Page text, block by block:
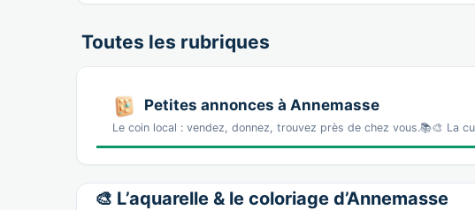
Toutes les rubriques
Petites annonces à Annemasse
Le coin local : vendez, donnez, trouvez près de chez vous.📚🎨 La
🎨 L’aquarelle & le coloriage d’Annemasse